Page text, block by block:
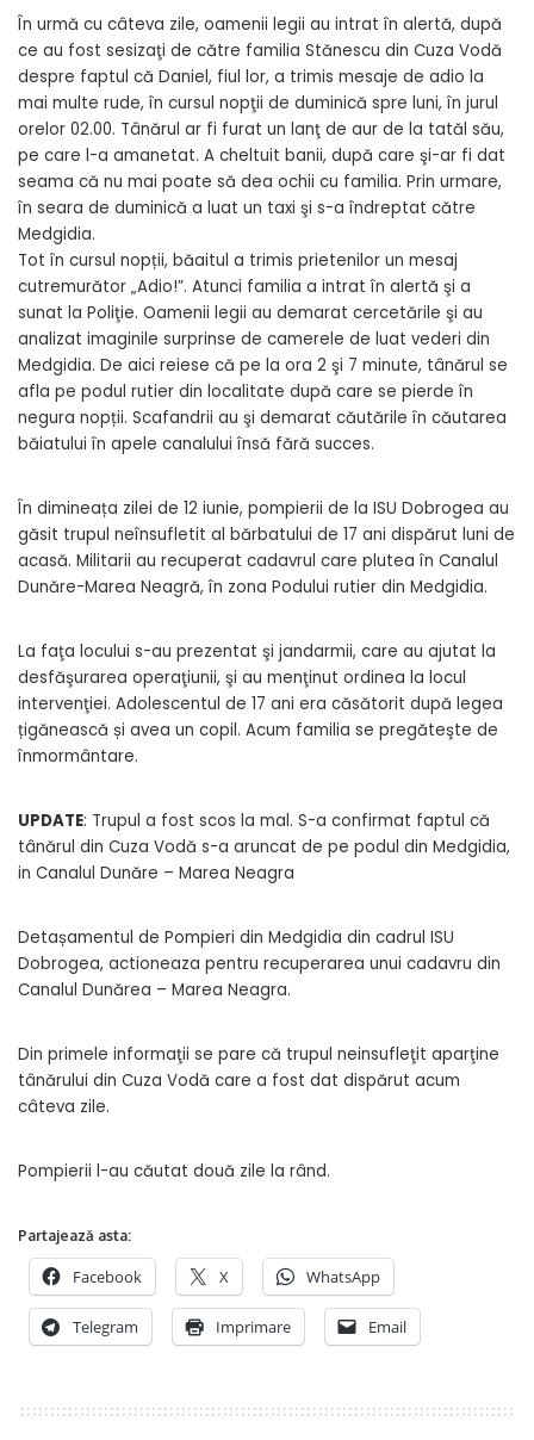
În urmă cu câteva zile, oamenii legii au intrat în alertă, după
ce au fost sesizaţi de către familia Stănescu din Cuza Vodă
despre faptul că Daniel, fiul lor, a trimis mesaje de adio la
mai multe rude, în cursul nopţii de duminică spre luni, în jurul
orelor 02.00. Tânărul ar fi furat un lanţ de aur de la tatăl său,
pe care l-a amanetat. A cheltuit banii, după care şi-ar fi dat
seama că nu mai poate să dea ochii cu familia. Prin urmare,
în seara de duminică a luat un taxi şi s-a îndreptat către
Medgidia.
Tot în cursul nopții, băaitul a trimis prietenilor un mesaj
cutremurător „Adio!”. Atunci familia a intrat în alertă şi a
sunat la Poliţie. Oamenii legii au demarat cercetările şi au
analizat imaginile surprinse de camerele de luat vederi din
Medgidia. De aici reiese că pe la ora 2 şi 7 minute, tânărul se
afla pe podul rutier din localitate după care se pierde în
negura nopții. Scafandrii au şi demarat căutările în căutarea
băiatului în apele canalului însă fără succes.
În dimineața zilei de 12 iunie, pompierii de la ISU Dobrogea au
găsit trupul neînsufletit al bărbatului de 17 ani dispărut luni de
acasă. Militarii au recuperat cadavrul care plutea în Canalul
Dunăre-Marea Neagră, în zona Podului rutier din Medgidia.
La faţa locului s-au prezentat şi jandarmii, care au ajutat la
desfăşurarea operaţiunii, şi au menţinut ordinea la locul
intervenţiei. Adolescentul de 17 ani era căsătorit după legea
țigănească și avea un copil. Acum familia se pregăteşte de
înmormântare.
UPDATE: Trupul a fost scos la mal. S-a confirmat faptul că
tânărul din Cuza Vodă s-a aruncat de pe podul din Medgidia,
in Canalul Dunăre – Marea Neagra
Detașamentul de Pompieri din Medgidia din cadrul ISU
Dobrogea, actioneaza pentru recuperarea unui cadavru din
Canalul Dunărea – Marea Neagra.
Din primele informaţii se pare că trupul neinsufleţit aparţine
tânărului din Cuza Vodă care a fost dat dispărut acum
câteva zile.
Pompierii l-au căutat două zile la rând.
Partajează asta:
Facebook X WhatsApp
Telegram Imprimare Email